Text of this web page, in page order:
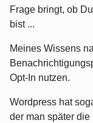
Frage bringt, ob
bist ...
Meines Wissens
Opt-In nutzen.
Wordpress hat
der man später